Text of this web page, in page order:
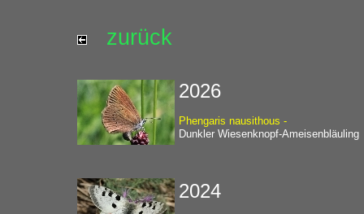
zurück
2026
Phengaris nausithous -
Dunkler Wiesenknopf-Ameisenbläuling
2024